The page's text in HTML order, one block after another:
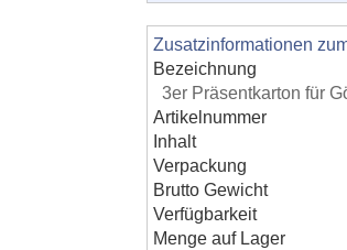
Zusatzinformationen
Bezeichnung
3er Präsentkarton für
Artikelnummer
Inhalt
Verpackung
Brutto Gewicht
Verfügbarkeit
Menge auf Lager